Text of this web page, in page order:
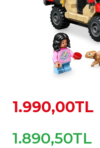
1.990,00TL
1.890,50TL